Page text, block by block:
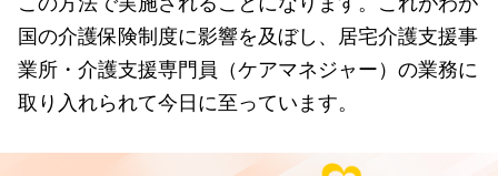
国の介護保険制度に影響を及ぼし、居宅介護支援事
業所・介護支援専門員（ケアマネジャー）の業務に
取り入れられて今日に至っています。